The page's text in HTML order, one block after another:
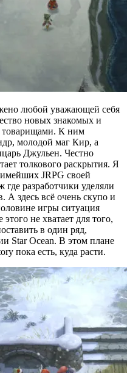
любой уважающей себя
новых знакомых и
товарищами. К ним
молодой маг Кир, а
Джульен. Честно
толкового раскрытия. Я
JRPG своей
разработчики уделяли
А здесь всё очень скупо и
игры ситуация
не хватает для того,
в один ряд,
Star Ocean. В этом плане
пока есть, куда расти.